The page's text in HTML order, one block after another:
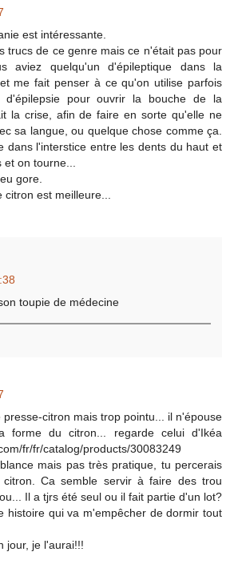
est intéressante.
trucs de ce genre mais ce n'était pas pour
aviez quelqu'un d'épileptique dans la
me fait penser à ce qu'on utilise parfois
d'épilepsie pour ouvrir la bouche de la
la crise, afin de faire en sorte qu'elle ne
sa langue, ou quelque chose comme ça.
dans l'interstice entre les dents du haut et
on tourne...
gore.
est meilleure...
toupie de médecine
presse-citron mais trop pointu... il n'épouse
forme du citron... regarde celui d'Ikéa
fr/fr/catalog/products/30083249
mais pas très pratique, tu percerais
citron. Ca semble servir à faire des trou
Il a tjrs été seul ou il fait partie d'un lot?
histoire qui va m'empêcher de dormir tout
jour, je l'aurai!!!